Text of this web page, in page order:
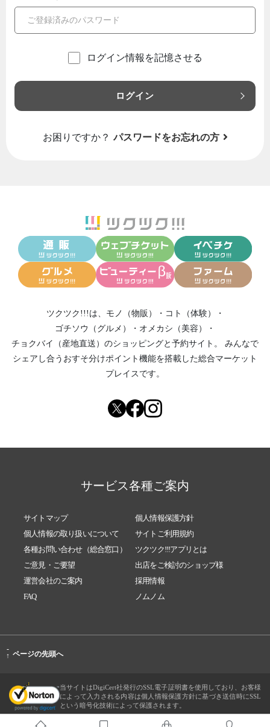
ログイン情報を記憶させる
ログイン
お困りですか？ パスワードをお忘れの方
ツクツク!!!は、 モノ（物販） ・ コト（体験）
・
ゴチソウ（グルメ）
・ オメカシ（美容）
・
チョクバイ（産地直送） のショッピングと予約サイト。
みんなで
シェアし合う おすそ分けポイント機能を搭載した総合マーケット
プレイスです。
サービス各種ご案内
サイトマップ
個人情報保護方針
個人情報の取り扱いについて
サイトご利用規約
各種お問い合わせ（総合窓口）
ツクツク!!!アプリとは
ご意見・ご要望
出店をご検討のショップ様
運営会社のご案内
採用情報
FAQ
ノムノム
-
↑ ページの先頭へ
当サイトはDigiCert社発行のSSL電子証明書を使用しており、お客様
によって入力される内容は個人情報保護方針に基づき送信時にSSL
という暗号化技術によって保護されます。